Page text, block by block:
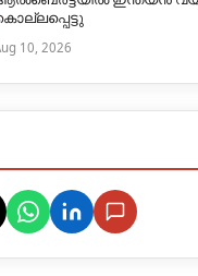
10, 2026